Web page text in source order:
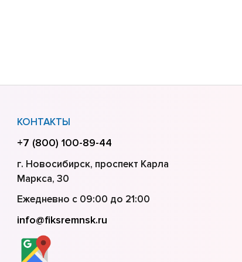
КОНТАКТЫ
+7 (800) 100-89-44
г. Новосибирск, проспект Карла
Маркса, 30
Ежедневно с 09:00 до 21:00
info@fiksremnsk.ru